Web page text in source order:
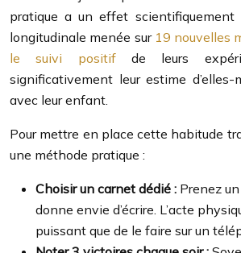
pratique a un effet scientifiquement
longitudinale menée sur 19 nouvelles
le suivi positifde leurs
significativement leur estime
avec leur enfant.
Pour mettre en place cette habitude
une méthode pratique :
Choisir un carnet dédié : Prenez
donne envie d’écrire. L’acte
puissant que de le faire sur un